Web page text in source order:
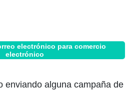
electrónico para comercio
electrónico
enviando alguna campaña de